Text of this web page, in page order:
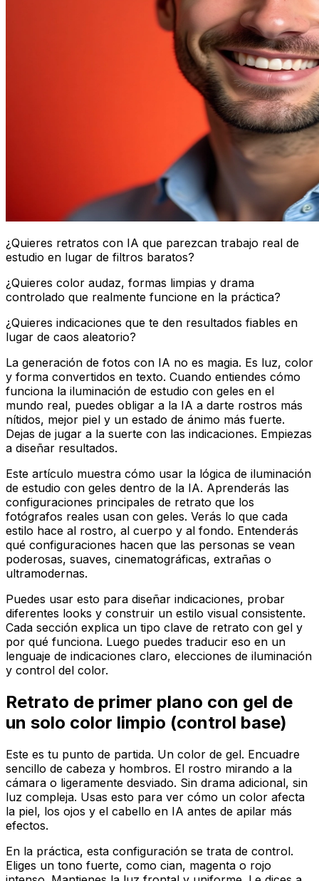
¿Quieres retratos con IA que parezcan trabajo real de
estudio en lugar de filtros baratos?
¿Quieres color audaz, formas limpias y drama
controlado que realmente funcione en la práctica?
¿Quieres indicaciones que te den resultados fiables en
lugar de caos aleatorio?
La generación de fotos con IA no es magia. Es luz, color
y forma convertidos en texto. Cuando entiendes cómo
funciona la iluminación de estudio con geles en el
mundo real, puedes obligar a la IA a darte rostros más
nítidos, mejor piel y un estado de ánimo más fuerte.
Dejas de jugar a la suerte con las indicaciones. Empiezas
a diseñar resultados.
Este artículo muestra cómo usar la lógica de iluminación
de estudio con geles dentro de la IA. Aprenderás las
configuraciones principales de retrato que los
fotógrafos reales usan con geles. Verás lo que cada
estilo hace al rostro, al cuerpo y al fondo. Entenderás
qué configuraciones hacen que las personas se vean
poderosas, suaves, cinematográficas, extrañas o
ultramodernas.
Puedes usar esto para diseñar indicaciones, probar
diferentes looks y construir un estilo visual consistente.
Cada sección explica un tipo clave de retrato con gel y
por qué funciona. Luego puedes traducir eso en un
lenguaje de indicaciones claro, elecciones de iluminación
y control del color.
Retrato de primer plano con gel de
un solo color limpio (control base)
Este es tu punto de partida. Un color de gel. Encuadre
sencillo de cabeza y hombros. El rostro mirando a la
cámara o ligeramente desviado. Sin drama adicional, sin
luz compleja. Usas esto para ver cómo un color afecta
la piel, los ojos y el cabello en IA antes de apilar más
efectos.
En la práctica, esta configuración se trata de control.
Eliges un tono fuerte, como cian, magenta o rojo